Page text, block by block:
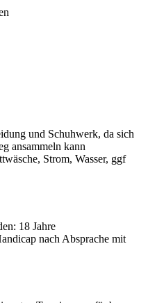
und Schuhwerk, da sich
ansammeln kann
Strom, Wasser, ggf
18 Jahre
nach Absprache mit